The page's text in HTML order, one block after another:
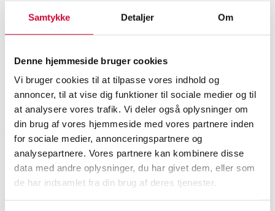
Samtykke Detaljer Om
Denne hjemmeside bruger cookies
Vi bruger cookies til at tilpasse vores indhold og
annoncer, til at vise dig funktioner til sociale medier og til
at analysere vores trafik. Vi deler også oplysninger om
din brug af vores hjemmeside med vores partnere inden
for sociale medier, annonceringspartnere og
analysepartnere. Vores partnere kan kombinere disse
data med andre oplysninger, du har givet dem, eller som
de har indsamlet fra din brug af deres tjenester.
Coffee tables, occasional tables
Toan Nguyen for Wendelbo.
Coffee table - Model Arc.
Medium
SHOWROOM
Roskilde
ESTIMATE
DKK 6,800
ITEM NUMBER
6510747
Brand new itemVAT lot
Description